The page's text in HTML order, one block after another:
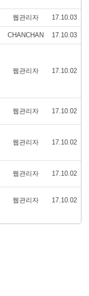
웹관리자 17.10.03
CHANCHAN 17.10.03
웹관리자 17.10.02
웹관리자 17.10.02
웹관리자 17.10.02
웹관리자 17.10.02
웹관리자 17.10.02